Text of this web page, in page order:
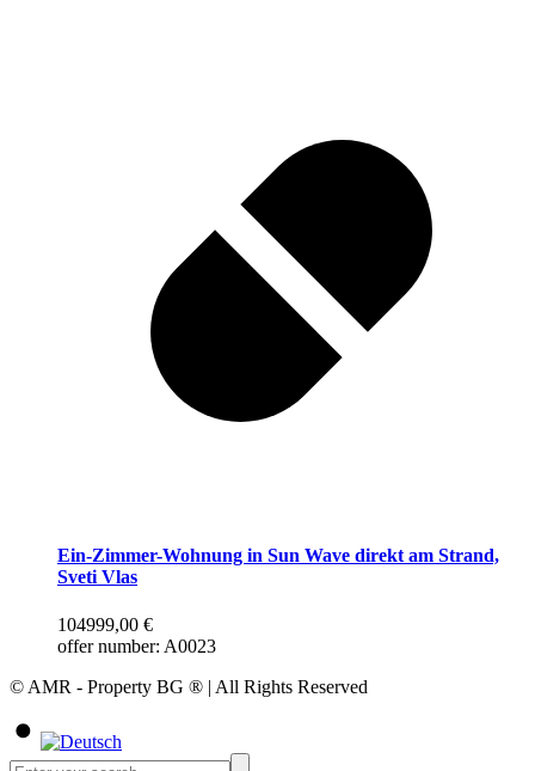
Ein-Zimmer-Wohnung in Sun Wave direkt am Strand,
Sveti Vlas
104999,00 €
offer number: A0023
© AMR - Property BG ® | All Rights Reserved